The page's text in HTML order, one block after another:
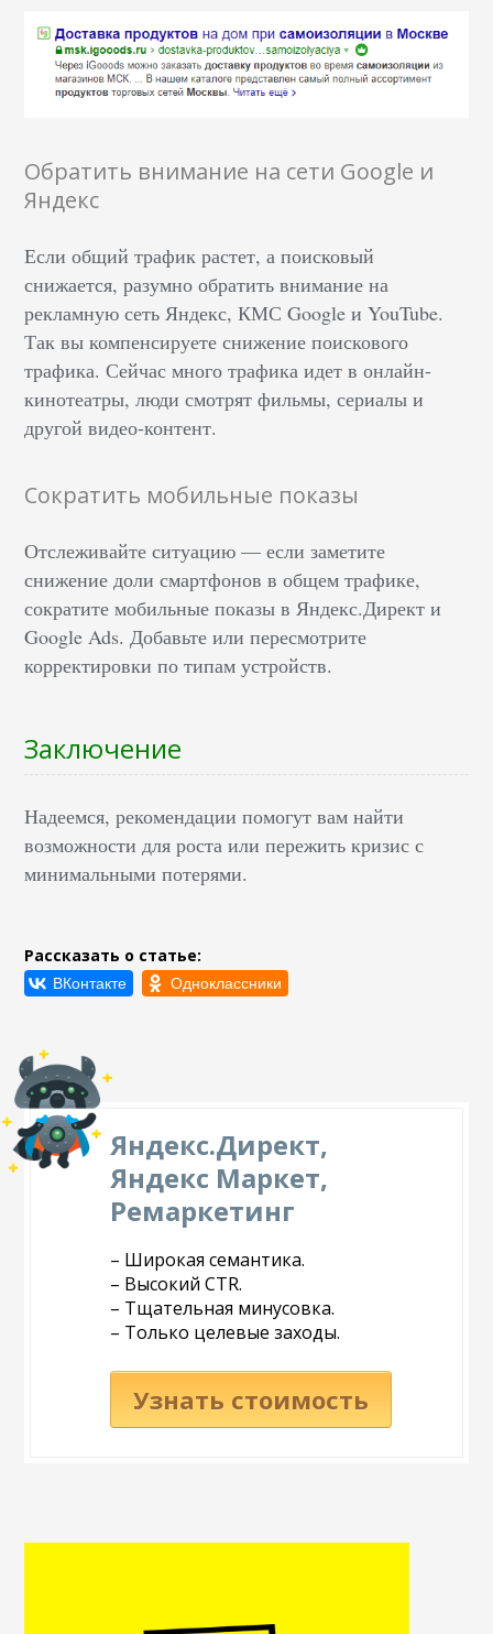
Обратить внимание на сети Google и
Яндекс
Если общий трафик растет, а поисковый
снижается, разумно обратить внимание на
рекламную сеть Яндекс, КМС Google и YouTube.
Так вы компенсируете снижение поискового
трафика. Сейчас много трафика идет в онлайн-
кинотеатры, люди смотрят фильмы, сериалы и
другой видео-контент.
Сократить мобильные показы
Отслеживайте ситуацию — если заметите
снижение доли смартфонов в общем трафике,
сократите мобильные показы в Яндекс.Директ и
Google Ads. Добавьте или пересмотрите
корректировки по типам устройств.
Заключение
Надеемся, рекомендации помогут вам найти
возможности для роста или пережить кризис с
минимальными потерями.
Рассказать о статье:
Яндекс.Директ,
Яндекс Маркет,
Ремаркетинг
– Широкая семантика.
– Высокий CTR.
– Тщательная минусовка.
– Только целевые заходы.
Узнать стоимость